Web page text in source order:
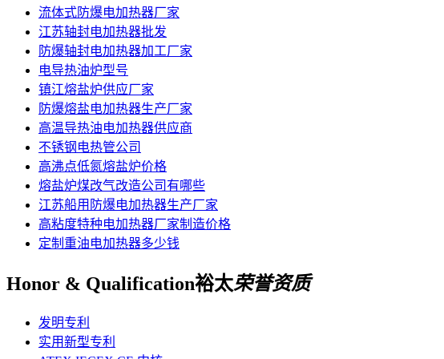
流体式防爆电加热器厂家
江苏轴封电加热器批发
防爆轴封电加热器加工厂家
电导热油炉型号
镇江熔盐炉供应厂家
防爆熔盐电加热器生产厂家
高温导热油电加热器供应商
不锈钢电热管公司
高沸点低氮熔盐炉价格
熔盐炉煤改气改造公司有哪些
江苏船用防爆电加热器生产厂家
高粘度特种电加热器厂家制造价格
定制重油电加热器多少钱
Honor & Qualification裕太荣誉资质
发明专利
实用新型专利